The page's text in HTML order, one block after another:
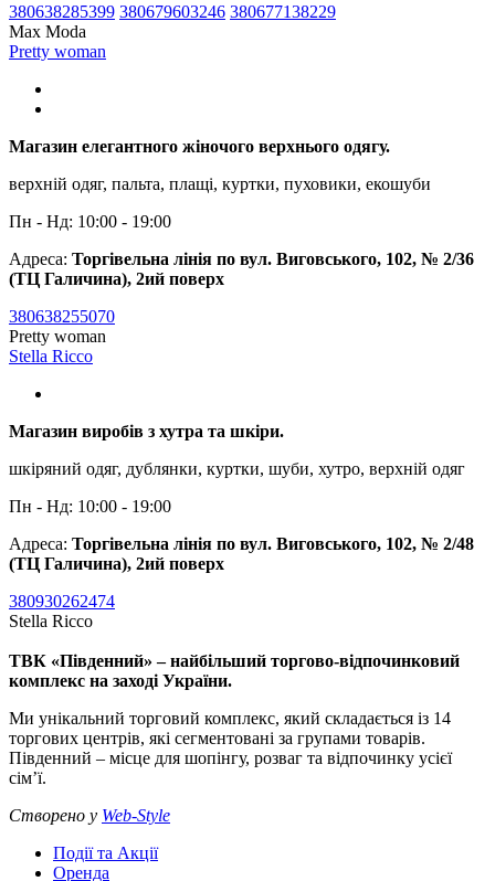
380638285399 380679603246 380677138229
Max Moda
Pretty woman
Магазин елегантного жіночого верхнього одягу.
верхній одяг, пальта, плащі, куртки, пуховики, екошуби
Пн - Нд: 10:00 - 19:00
Адреса: Торгівельна лінія по вул. Виговського, 102, № 2/36
(ТЦ Галичина), 2ий поверх
380638255070
Pretty woman
Stella Ricco
Магазин виробів з хутра та шкіри.
шкіряний одяг, дублянки, куртки, шуби, хутро, верхній одяг
Пн - Нд: 10:00 - 19:00
Адреса: Торгівельна лінія по вул. Виговського, 102, № 2/48
(ТЦ Галичина), 2ий поверх
380930262474
Stella Ricco
ТВК «Південний» – найбільший торгово-відпочинковий
комплекс на заході України.
Ми унікальний торговий комплекс, який складається із 14
торгових центрів, які сегментовані за групами товарів.
Південний – місце для шопінгу, розваг та відпочинку усієї
сім’ї.
Створено у Web-Style
Події та Акції
Оренда